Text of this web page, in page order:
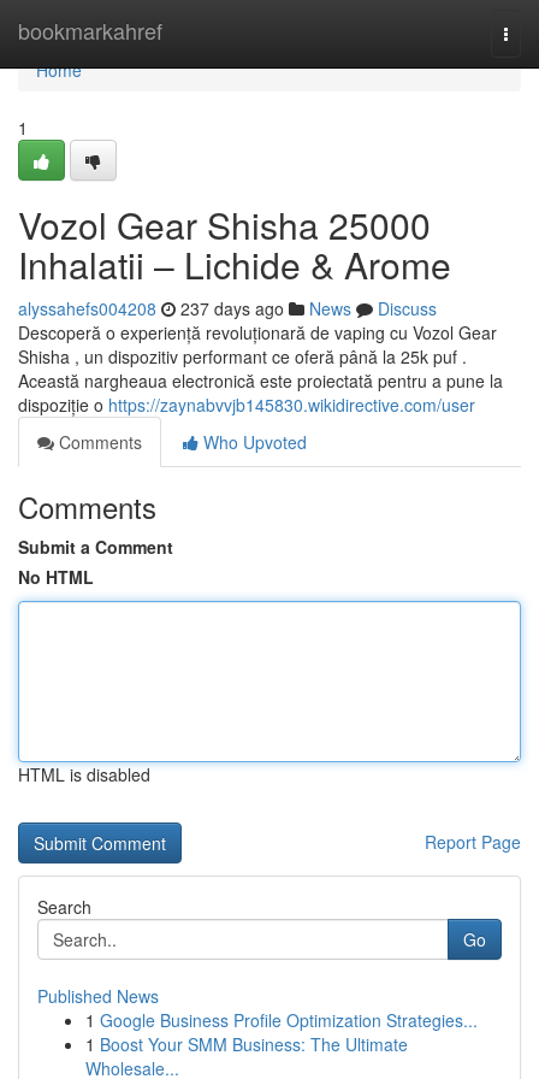
bookmarkahref
Home
Home
1
Vozol Gear Shisha 25000
Inhalatii – Lichide & Arome
alyssahefs004208 237 days ago News
Discuss
Descoperă o experiență revoluționară de vaping cu Vozol Gear
Shisha , un dispozitiv performant ce oferă până la 25k puf .
Această nargheaua electronică este proiectată pentru a pune la
dispoziție o https://zaynabvvjb145830.wikidirective.com/user
Comments
Who Upvoted
Comments
Submit a Comment
No HTML
HTML is disabled
Report Page
Search
Go
Published News
1 Google Business Profile Optimization Strategies...
1 Boost Your SMM Business: The Ultimate
Wholesale...